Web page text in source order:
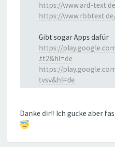
https://www.ard-
https://
Gibt sogar Apps dafür
https://
.tt2&hl=de
https://
tvsv&hl=de
Danke dir!! Ich gucke aber